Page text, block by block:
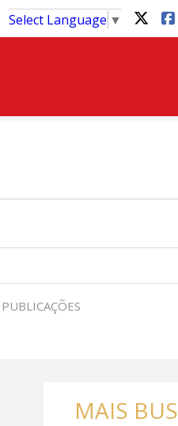
Select Language ▼
PUBLICAÇÕES
MAIS